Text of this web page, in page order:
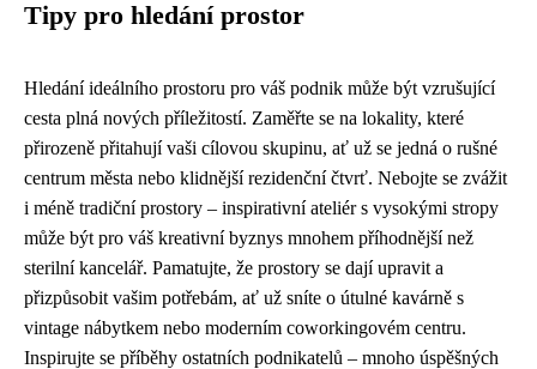
Tipy pro hledání prostor
Hledání ideálního prostoru pro váš podnik může být vzrušující
cesta plná nových příležitostí. Zaměřte se na lokality, které
přirozeně přitahují vaši cílovou skupinu, ať už se jedná o rušné
centrum města nebo klidnější rezidenční čtvrť. Nebojte se zvážit
i méně tradiční prostory – inspirativní ateliér s vysokými stropy
může být pro váš kreativní byznys mnohem příhodnější než
sterilní kancelář. Pamatujte, že prostory se dají upravit a
přizpůsobit vašim potřebám, ať už sníte o útulné kavárně s
vintage nábytkem nebo moderním coworkingovém centru.
Inspirujte se příběhy ostatních podnikatelů – mnoho úspěšných